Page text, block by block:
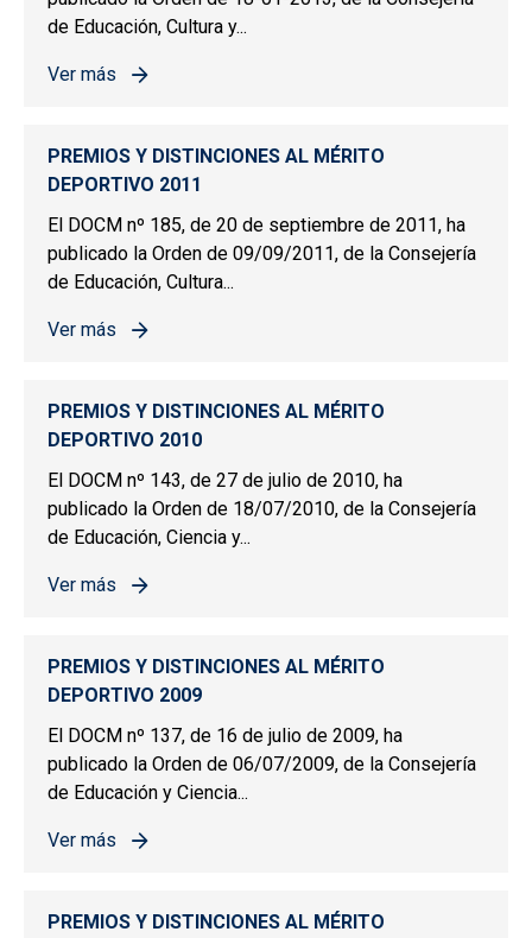
de Educación, Cultura y...
Ver más
sobre PREMIOS Y DISTINCIONES AL MÉRITO
PREMIOS Y DISTINCIONES AL MÉRITO
DEPORTIVO 2011
El DOCM nº 185, de 20 de septiembre de 2011, ha
publicado la Orden de 09/09/2011, de la Consejería
de Educación, Cultura...
Ver más
sobre PREMIOS Y DISTINCIONES AL MÉRITO
PREMIOS Y DISTINCIONES AL MÉRITO
DEPORTIVO 2010
El DOCM nº 143, de 27 de julio de 2010, ha
publicado la Orden de 18/07/2010, de la Consejería
de Educación, Ciencia y...
Ver más
sobre PREMIOS Y DISTINCIONES AL MÉRITO
PREMIOS Y DISTINCIONES AL MÉRITO
DEPORTIVO 2009
El DOCM nº 137, de 16 de julio de 2009, ha
publicado la Orden de 06/07/2009, de la Consejería
de Educación y Ciencia...
Ver más
sobre PREMIOS Y DISTINCIONES AL MÉRITO
PREMIOS Y DISTINCIONES AL MÉRITO